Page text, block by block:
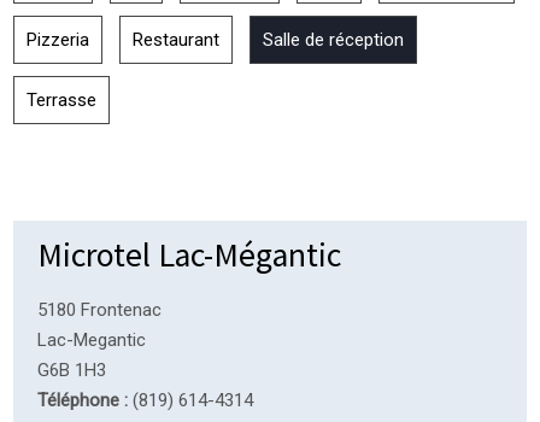
Pizzeria Restaurant Salle de réception
Terrasse
Microtel Lac-Mégantic
5180 Frontenac
Lac-Megantic
G6B 1H3
Téléphone : (819) 614-4314